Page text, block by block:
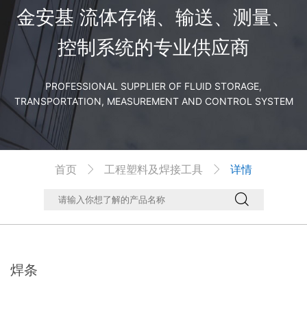
金安基 流体存储、输送、测量、
控制系统的专业供应商
PROFESSIONAL SUPPLIER OF FLUID STORAGE,
TRANSPORTATION, MEASUREMENT AND CONTROL SYSTEM
首页  工程塑料及焊接工具  详情

焊条